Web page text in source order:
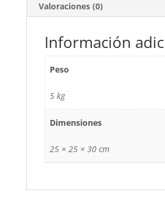
Valoraciones (0)
Información
Peso
5 kg
Dimensiones
25 × 25 × 30 cm